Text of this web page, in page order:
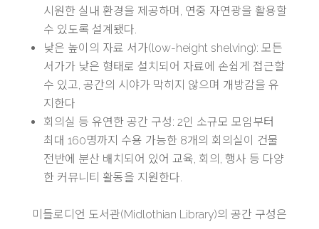
시원한 실내 환경을 제공하며, 연중 자연광을 활용할
수 있도록 설계됐다.
낮은 높이의 자료 서가(low-height shelving): 모든
서가가 낮은 형태로 설치되어 자료에 손쉽게 접근할
수 있고, 공간의 시야가 막히지 않으며 개방감을 유
지한다
회의실 등 유연한 공간 구성: 2인 소규모 모임부터
최대 160명까지 수용 가능한 8개의 회의실이 건물
전반에 분산 배치되어 있어 교육, 회의, 행사 등 다양
한 커뮤니티 활동을 지원한다.
미들로디언 도서관(Midlothian Library)의 공간 구성은